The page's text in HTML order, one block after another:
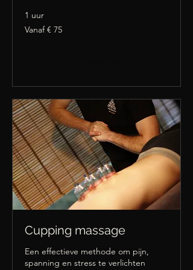
1 uur
Vanaf
75
Vanaf € 75
Cupping massage
Een effectieve methode om pijn,
spanning en stress te verlichten